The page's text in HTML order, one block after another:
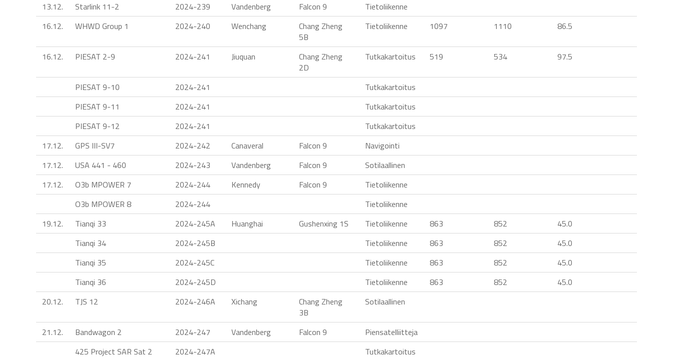
13.12. Starlink 11-2 2024-239 Vandenberg Falcon 9
Tietoliikenne
16.12.
WHWD Group 1 2024-240 Wenchang
Chang Zheng
5B
Tietoliikenne 1097 1110 86.5
16.12. PIESAT 2-9 2024-241 Jiuquan
Chang Zheng
2D
Tutkakartoitus 519 534 97.5
PIESAT 9-10 2024-241
Tutkakartoitus
PIESAT 9-11
2024-241
Tutkakartoitus
PIESAT 9-12
2024-241
Tutkakartoitus
17.12.
GPS III-SV7 2024-242 Canaveral Falcon 9
Navigointi
17.12.
USA 441 - 460 2024-243 Vandenberg Falcon 9
Sotilaallinen
17.12.
O3b MPOWER 7 2024-244 Kennedy Falcon 9
Tietoliikenne
O3b MPOWER 8
2024-244
Tietoliikenne
19.12.
Tianqi 33 2024-245A Huanghai Gushenxing 1S Tietoliikenne 863 852
45.0
Tianqi 34
2024-245B Tietoliikenne 863 852
45.0
Tianqi 35
2024-245C Tietoliikenne 863 852
45.0
Tianqi 36
2024-245D Tietoliikenne 863 852
45.0
20.12.
TJS 12 2024-246A Xichang
Chang Zheng
3B
Sotilaallinen
21.12. Bandwagon 2 2024-247 Vandenberg Falcon 9
Piensatelliitteja
425 Project SAR Sat 2
2024-247A Tutkakartoitus